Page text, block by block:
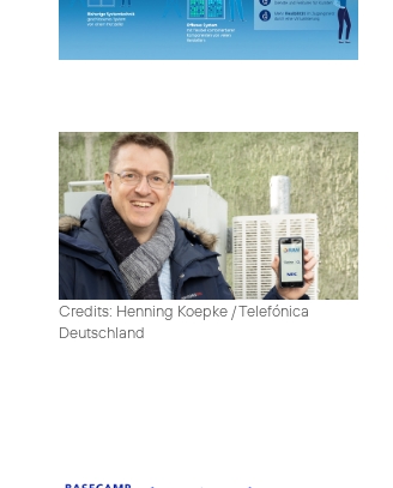
Credits: Henning Koepke / Telefónica
Deutschland